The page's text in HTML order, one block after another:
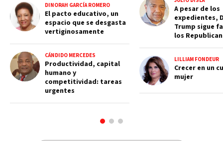
DINORAH GARCÍA ROMERO
El pacto educativo, un
espacio que se desgasta
vertiginosamente
CÁNDIDO MERCEDES
Productividad, capital
humano y
competitividad: tareas
urgentes
A pesar de los
expedientes,
Trump sigue
los
LILLIAM FONDEUR
Crecer en un
mujer